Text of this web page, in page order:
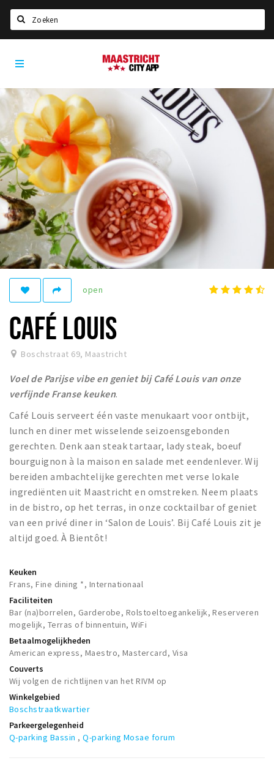
Home
Agenda
Deals
Party pics
Nieuws, interviews & blogs
Eten
Drinken
Slapen
Recreatief
Winkels
Winkelgebieden
Parkeren
Bezienswaardigheden
Musea, theaters & podia
Uitjes & activiteiten
Toeristische routes
Natuurgebieden
Baroniepoorten
Sport
Andere City Apps
Inloggen
Maastricht
City
open
CAFÉ LOUIS
Boschstraat 69, Maastricht
Voel de Parijse vibe en geniet bij Café Louis van onze
verfijnde Franse keuken.
Café Louis serveert één vaste menukaart voor ontbijt,
lunch en diner met wisselende seizoensgebonden
gerechten. Denk aan steak tartaar, lady steak, boeuf
bourguignon à la maison en salade met eendenlever. Wij
bereiden ambachtelijke gerechten met verse lokale
ingrediënten uit Maastricht en omstreken. Neem plaats
in de bistro, op het terras, in onze cocktailbar of geniet
van een privé diner in ‘Salon de Louis’. Bij Café Louis zit je
altijd goed. À Bientôt!
Keuken
Frans, Fine dining *, Internationaal
Faciliteiten
Bar (na)borrelen, Garderobe, Rolstoeltoegankelijk, Reserveren
mogelijk, Terras of binnentuin, WiFi
Betaalmogelijkheden
American express, Maestro, Mastercard, Visa
Couverts
Wij volgen de richtlijnen van het RIVM op
Winkelgebied
Boschstraatkwartier
Parkeergelegenheid
Q-parking Bassin ,Q-parking Mosae forum